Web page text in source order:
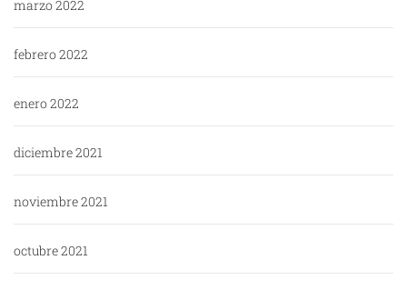
marzo 2022
febrero 2022
enero 2022
diciembre 2021
noviembre 2021
octubre 2021